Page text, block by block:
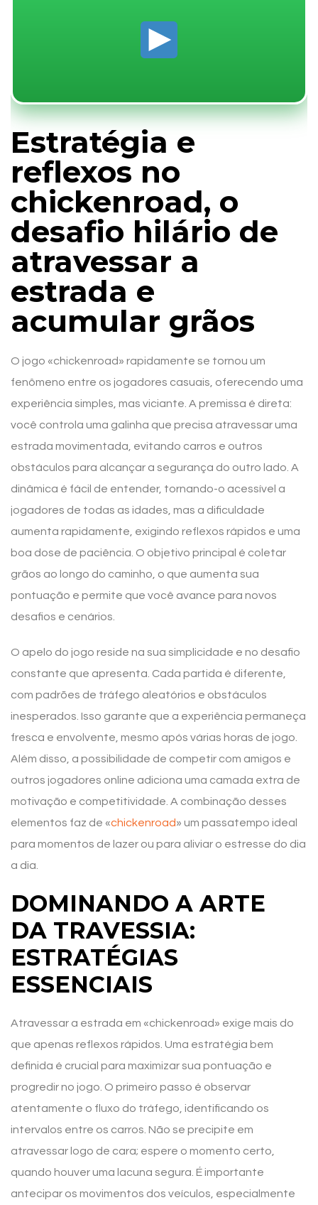
Estratégia e
reflexos no
chickenroad, o
desafio hilário de
atravessar a
estrada e
acumular grãos
O jogo «chickenroad» rapidamente se tornou um
fenômeno entre os jogadores casuais, oferecendo uma
experiência simples, mas viciante. A premissa é direta:
você controla uma galinha que precisa atravessar uma
estrada movimentada, evitando carros e outros
obstáculos para alcançar a segurança do outro lado. A
dinâmica é fácil de entender, tornando-o acessível a
jogadores de todas as idades, mas a dificuldade
aumenta rapidamente, exigindo reflexos rápidos e uma
boa dose de paciência. O objetivo principal é coletar
grãos ao longo do caminho, o que aumenta sua
pontuação e permite que você avance para novos
desafios e cenários.
O apelo do jogo reside na sua simplicidade e no desafio
constante que apresenta. Cada partida é diferente,
com padrões de tráfego aleatórios e obstáculos
inesperados. Isso garante que a experiência permaneça
fresca e envolvente, mesmo após várias horas de jogo.
Além disso, a possibilidade de competir com amigos e
outros jogadores online adiciona uma camada extra de
motivação e competitividade. A combinação desses
elementos faz de «chickenroad» um passatempo ideal
para momentos de lazer ou para aliviar o estresse do dia
a dia.
DOMINANDO A ARTE
DA TRAVESSIA:
ESTRATÉGIAS
ESSENCIAIS
Atravessar a estrada em «chickenroad» exige mais do
que apenas reflexos rápidos. Uma estratégia bem
definida é crucial para maximizar sua pontuação e
progredir no jogo. O primeiro passo é observar
atentamente o fluxo do tráfego, identificando os
intervalos entre os carros. Não se precipite em
atravessar logo de cara; espere o momento certo,
quando houver uma lacuna segura. É importante
antecipar os movimentos dos veículos, especialmente